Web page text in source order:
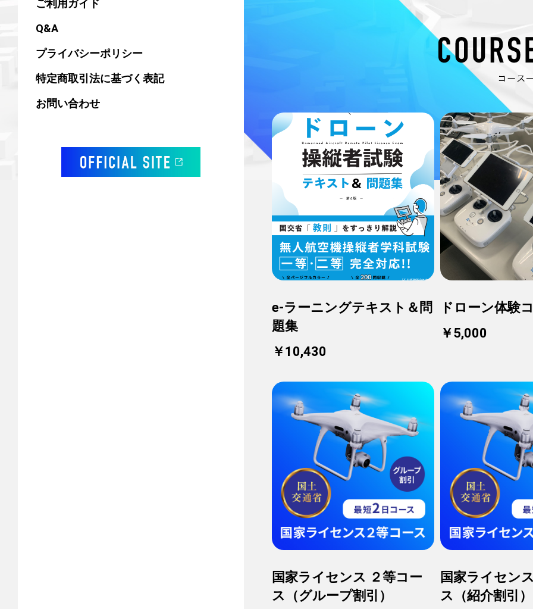
ご利用ガイド
Q&A
プライバシーポリシー
特定商取引法に基づく表記
お問い合わせ
e-ラーニングテキスト＆問
題集
￥10,430
ドローン体験
￥5,000
国家ライセンス ２等コー
ス（グループ割引）
国家ライセン
ス（紹介割引）